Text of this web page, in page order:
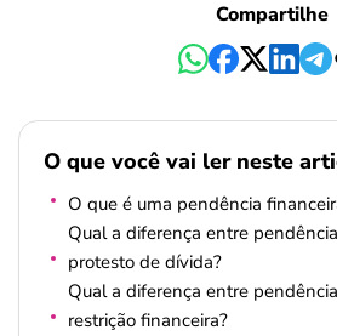
Compartilhe
O que você vai ler neste
O que é uma pendência
Qual a diferença entre
protesto de dívida?
Qual a diferença entre
restrição financeira?